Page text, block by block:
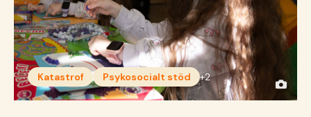
Katastrof Psykosocialt stöd +2